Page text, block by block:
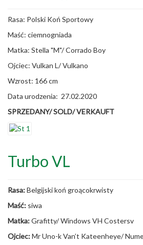
Rasa: Polski Koń Sportowy
Maść: ciemnogniada
Matka: Stella "M"/ Corrado Boy
Ojciec: Vulkan L/ Vulkano
Wzrost: 166 cm
Data urodzenia: 27.02.2020
SPRZEDANY/ SOLD/ VERKAUFT
Turbo VL
Rasa:Belgijski koń groącokrwisty
Maść: siwa
Matka:Grafitty/ Windows VH Costersv
Ojciec:Mr Uno-k Van’t Kateenheye/